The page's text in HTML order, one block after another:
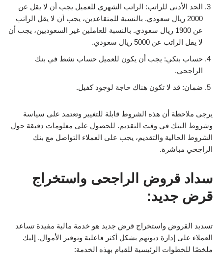
الحد الأدنى للراتب: الراتب الشهري للعميل يجب أن لا يقل عن
2000 ريال سعودي. بالنسبة للمتقاعدين، يجب أن لا يقل الراتب
عن 1900 ريال سعودي. بالنسبة للعاملين غير السعوديين، يجب أن
لا يقل الراتب عن 5000 ريال سعودي.
حساب بنكي: يجب أن يكون للعميل حساب نشط في بنك
الراجحي.
ضمان: قد لا تكون هناك حاجة لوجود كفيل.
يرجى ملاحظة أن هذه الشروط قابلة للتغيير وتعتمد على سياسة
وشروط البنك في وقت التقديم. للحصول على معلومات دقيقة حول
الشروط الحالية والتقديم، يجب على العملاء التواصل مع بنك
الراجحي مباشرة.
سداد قروض الراجحى واستخراج
قرض جديد:
تسديد القروض واستخراج قرض جديد هو خدمة مالية مفيدة تساعد
العملاء على إدارة ديونهم بشكل أكثر فاعلية وتوفير الأموال. إليك
ملخصًا للخطوات الرئيسية للقيام بهذه الخدمة: